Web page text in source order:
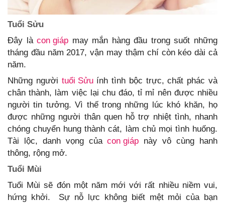
Tuổi Sửu
Đây làcon giáp may mắn hàng đầu trong suốt những
tháng đầu năm 2017, vận may thậm chí còn kéo dài cả
năm.
Những người tuổi Sửuính tình bộc trực, chất phác và
chân thành, làm việc lại chu đáo, tỉ mỉ nên được nhiều
người tin tưởng. Vì thế trong những lúc khó khăn, họ
được những người thân quen hỗ trợ nhiệt tình, nhanh
chóng chuyển hung thành cát, làm chủ mọi tình huống.
Tài lộc, danh vọng củacon giáp này vô cùng hanh
thông, rộng mở.
Tuổi Mùi
Tuổi Mùi sẽ đón một năm mới với rất nhiều niềm vui,
hứng khởi. Sự nỗ lực không biết mệt mỏi của bạn